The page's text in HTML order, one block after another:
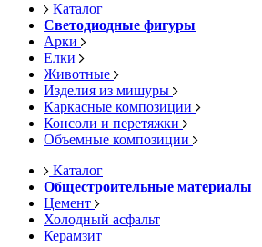
Каталог
Светодиодные фигуры
Арки
Елки
Животные
Изделия из мишуры
Каркасные композиции
Консоли и перетяжки
Объемные композиции
Каталог
Общестроительные материалы
Цемент
Холодный асфальт
Керамзит